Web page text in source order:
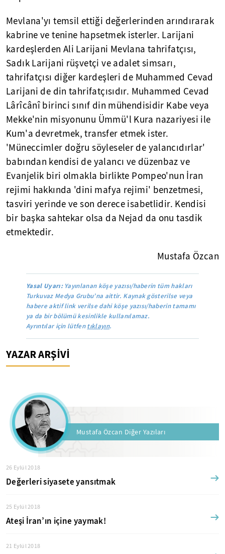
Mevlana'yı temsil ettiği değerlerinden arındırarak
kabrine ve tenine hapsetmek isterler. Larijani
kardeşlerden Ali Larijani Mevlana tahrifatçısı,
Sadık Larijani rüşvetçi ve adalet simsarı,
tahrifatçısı diğer kardeşleri de Muhammed Cevad
Larijani de din tahrifatçısıdır. Muhammed Cevad
Lârîcânî birinci sınıf din mühendisidir Kabe veya
Mekke'nin misyonunu Ümmü'l Kura nazariyesi ile
Kum'a devretmek, transfer etmek ister.
'Müneccimler doğru söyleseler de yalancıdırlar'
babından kendisi de yalancı ve düzenbaz ve
Evanjelik biri olmakla birlikte Pompeo'nun İran
rejimi hakkında 'dini mafya rejimi' benzetmesi,
tasviri yerinde ve son derece isabetlidir. Kendisi
bir başka sahtekar olsa da Nejad da onu tasdik
etmektedir.
Mustafa Özcan
Yasal Uyarı: Yayınlanan köşe yazısı/haberin tüm hakları
Turkuvaz Medya Grubu’na aittir. Kaynak gösterilse veya
habere aktif link verilse dahi köşe yazısı/haberin tamamı
ya da bir bölümü kesinlikle kullanılamaz.
Ayrıntılar için lütfentıklayın.
YAZAR ARŞİVİ
Mustafa Özcan Diğer Yazıları
26 Eylül 2018
Değerleri siyasete yansıtmak
25 Eylül 2018
Ateşi İran’ın içine yaymak!
21 Eylül 2018